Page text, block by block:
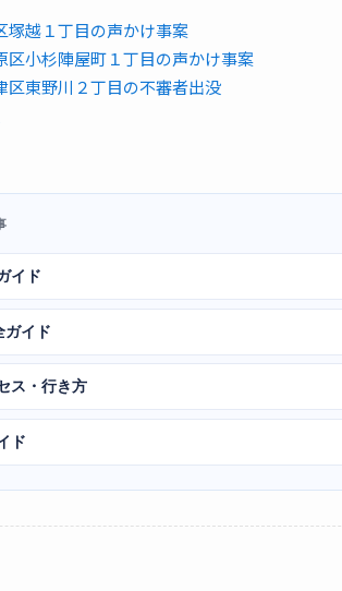
塚越１丁目の声かけ事案
小杉陣屋町１丁目の声かけ事案
東野川２丁目の不審者出没
イド
ガイド
ス・行き方
ド